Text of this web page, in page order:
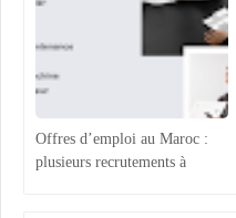
Offres d’emploi au Maroc :
plusieurs recrutements à